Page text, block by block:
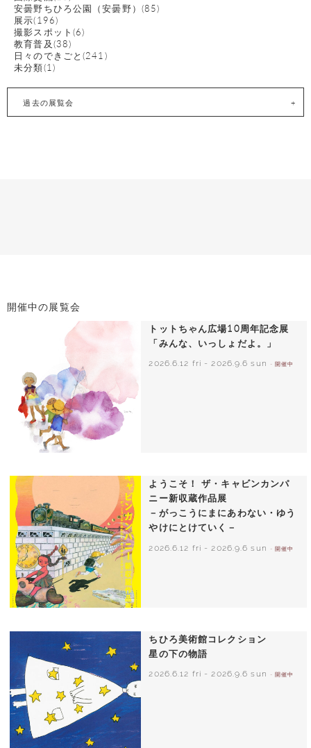
安曇野ちひろ公園（安曇野）(85)
展示(196)
撮影スポット(6)
教育普及(38)
日々のできごと(241)
未分類(1)
過去の展覧会
開催中の展覧会
トットちゃん広場10周年記念展
「みんな、いっしょだよ。」
2026.6.12 fri -2026.9.6 sun - 開催中
ようこそ！ ザ・キャビンカンパ
ニー新収蔵作品展
－がっこうにまにあわない・ゆう
やけにとけていく－
2026.6.12 fri - 2026.9.6 sun - 開催中
ちひろ美術館コレクション
星の下の物語
2026.6.12 fri -2026.9.6 sun - 開催中